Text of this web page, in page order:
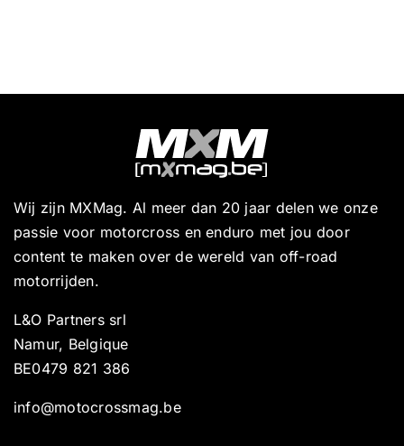
Wij zijn MXMag. Al meer dan 20 jaar delen we onze
passie voor motorcross en enduro met jou door
content te maken over de wereld van off-road
motorrijden.
L&O Partners srl
Namur, Belgique
BE0479 821 386
info@motocrossmag.be